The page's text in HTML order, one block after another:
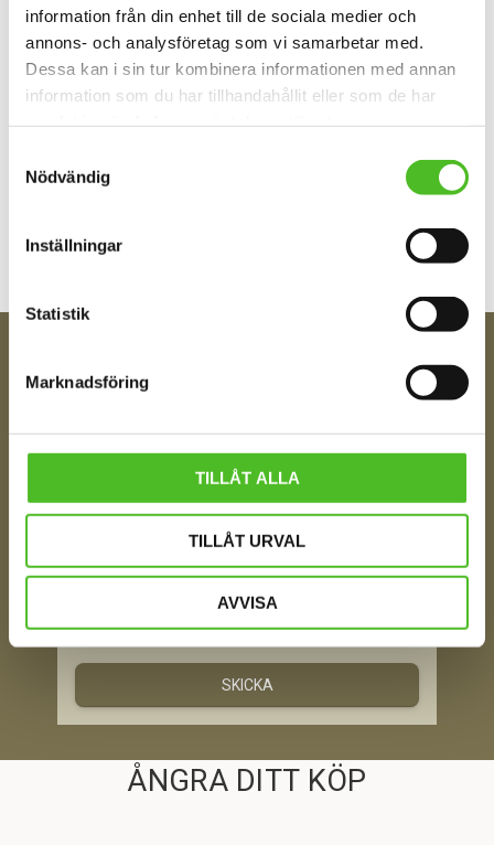
information från din enhet till de sociala medier och
annons- och analysföretag som vi samarbetar med.
Dessa kan i sin tur kombinera informationen med annan
information som du har tillhandahållit eller som de har
Nödvändig
Inställningar
Statistik
Marknadsföring
TILLÅT ALLA
TILLÅT URVAL
AVVISA
Bli den första att lämna ett omdöme.
FÅ TIPS OM NYHETER!
Ditt Namn
Jag samtycker till att motta digital kommunikation i
enlighet med i integritetspolicynPolicy o cookies
SKICKA
ÅNGRA DITT KÖP